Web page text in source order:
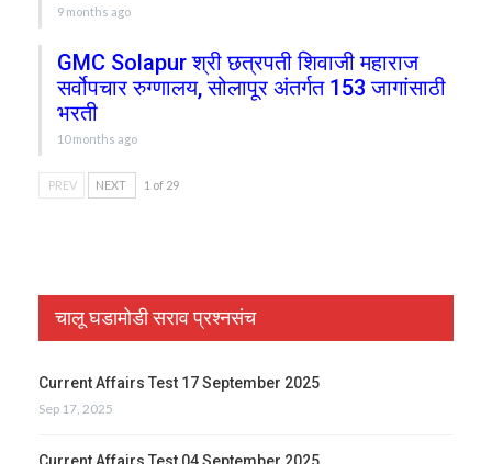
9 months ago
GMC Solapur श्री छत्रपती शिवाजी महाराज
सर्वोपचार रुग्णालय, सोलापूर अंतर्गत 153 जागांसाठी
भरती
10 months ago
PREV NEXT 1 of 29
चालू घडामोडी सराव प्रश्नसंच
Current Affairs Test 17 September 2025
Sep 17, 2025
Current Affairs Test 04 September 2025